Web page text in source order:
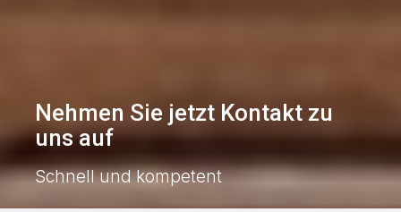
Nehmen Sie jetzt Kontakt zu
uns auf
Schnell und kompetent